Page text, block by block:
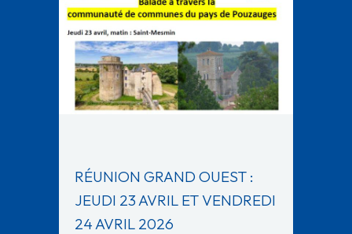
RÉUNION GRAND OUEST :
JEUDI 23 AVRIL ET VENDREDI
24 AVRIL 2026